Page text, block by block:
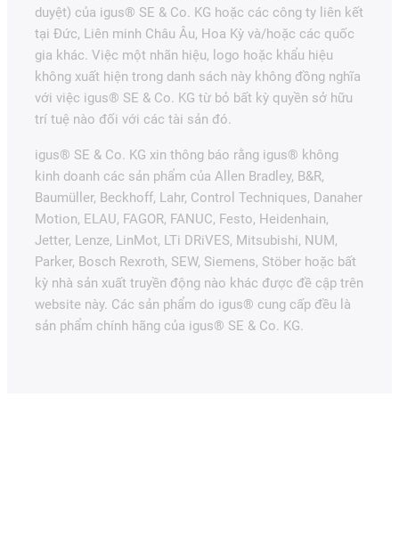
duyệt) của igus® SE & Co. KG hoặc các công ty liên kết
tại Đức, Liên minh Châu Âu, Hoa Kỳ và/hoặc các quốc
gia khác. Việc một nhãn hiệu, logo hoặc khẩu hiệu
không xuất hiện trong danh sách này không đồng nghĩa
với việc igus® SE & Co. KG từ bỏ bất kỳ quyền sở hữu
trí tuệ nào đối với các tài sản đó.
igus® SE & Co. KG xin thông báo rằng igus® không
kinh doanh các sản phẩm của Allen Bradley, B&R,
Baumüller, Beckhoff, Lahr, Control Techniques, Danaher
Motion, ELAU, FAGOR, FANUC, Festo, Heidenhain,
Jetter, Lenze, LinMot, LTi DRiVES, Mitsubishi, NUM,
Parker, Bosch Rexroth, SEW, Siemens, Stöber hoặc bất
kỳ nhà sản xuất truyền động nào khác được đề cập trên
website này. Các sản phẩm do igus® cung cấp đều là
sản phẩm chính hãng của igus® SE & Co. KG.